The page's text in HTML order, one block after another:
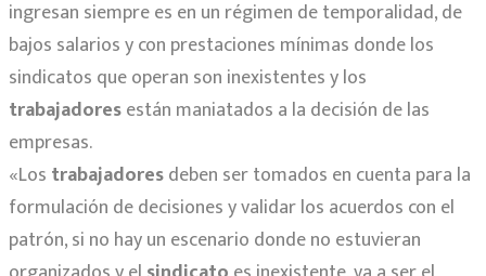
ingresan siempre es en un régimen de temporalidad, de
bajos salarios y con prestaciones mínimas donde los
sindicatos que operan son inexistentes y los
trabajadoresestán maniatados a la decisión de las
empresas.
«Los trabajadoresdeben ser tomados en cuenta para la
formulación de decisiones y validar los acuerdos con el
patrón, si no hay un escenario donde no estuvieran